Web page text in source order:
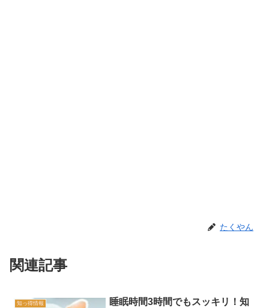
たくやん
関連記事
知っ得情報
睡眠時間3時間でもスッキリ！知